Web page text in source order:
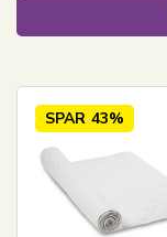
SPAR 43%